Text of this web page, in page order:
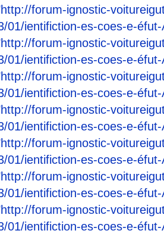
forum-ignostic-
01/ientifiction-es-coes-e-
forum-ignostic-
01/ientifiction-es-coes-e-
forum-ignostic-
01/ientifiction-es-coes-e-
forum-ignostic-
01/ientifiction-es-coes-e-
forum-ignostic-
01/ientifiction-es-coes-e-
forum-ignostic-
01/ientifiction-es-coes-e-
forum-ignostic-
01/ientifiction-es-coes-e-